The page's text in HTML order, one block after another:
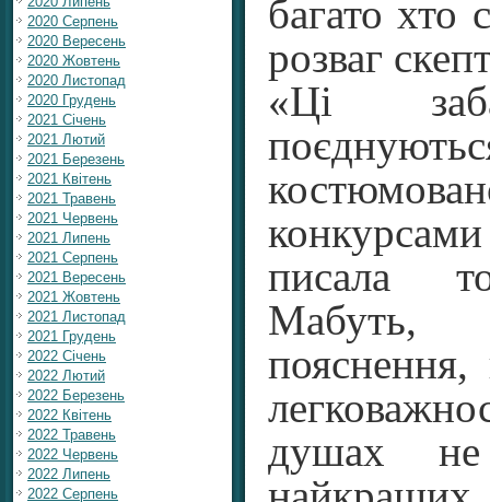
2020 Серпень
2020 Вересень
2020 Жовтень
2020 Листопад
2020 Грудень
2021 Січень
2021 Лютий
2021 Березень
2021 Квітень
2021 Травень
2021 Червень
2021 Липень
2021 Серпень
2021 Вересень
2021 Жовтень
2021 Листопад
2021 Грудень
2022 Січень
2022 Лютий
2022 Березень
2022 Квітень
2022 Травень
2022 Червень
2022 Липень
2022 Серпень
багато хто
розваг
«Ці
писала
Мабуть,
душах